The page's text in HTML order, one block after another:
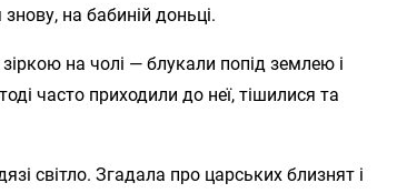
на бабиній доньці.
на чолі — блукали попід землею і
часто приходили до неї, тішилися та
світло. Згадала про царських близнят і